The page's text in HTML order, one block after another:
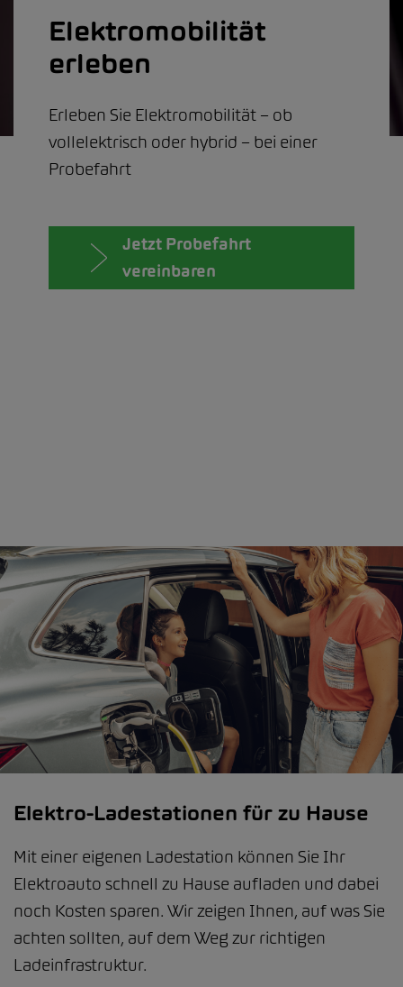
Elektromobilität
erleben
Erleben Sie Elektromobilität – ob
vollelektrisch oder hybrid – bei einer
Probefahrt
Jetzt Probefahrt
vereinbaren
Elektro-Ladestationen für zu Hause
Mit einer eigenen Ladestation können Sie Ihr
Elektroauto schnell zu Hause aufladen und dabei
noch Kosten sparen. Wir zeigen Ihnen, auf was Sie
achten sollten, auf dem Weg zur richtigen
Ladeinfrastruktur.